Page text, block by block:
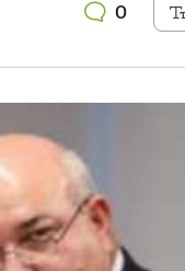
0